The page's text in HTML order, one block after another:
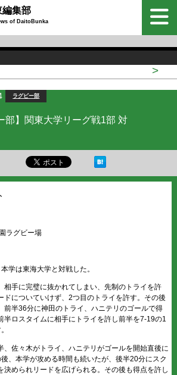
編集部
of DaitoBunka
>
ラグビー部
部】関東大学リーグ戦1部 対
ラグビー場
学は東海大学と対戦した。
相手に完璧に抜かれてしまい、先制のトライを許
ドについていけず、2つ目のトライを許す。その後
前半36分に神田のトライ、ハニテリのゴールで得
半ロスタイムに相手にトライを許し前半を7-19の1
、佐々木がトライ、ハニテリがゴールを開始直後に
、本学が攻める時間も続いたが、後半20分にスク
決められリードを広げられる。その後も得点を許し